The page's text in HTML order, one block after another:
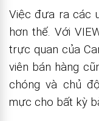
Việc đưa ra các
hơn thế. Với
trực quan của
viên bán hàng
chóng và chủ
mực cho bất kỳ